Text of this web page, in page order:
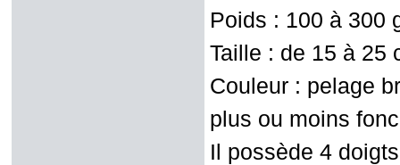
Poids : 100 à 300
Taille : de 15 à 25
Couleur : pelage
plus ou moins
Il possède 4